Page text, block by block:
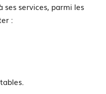
ses services, parmi les
: